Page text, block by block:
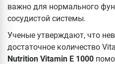
важно для нормального
сосудистой системы.
Ученые утверждают, что
достаточное количество
Nutrition Vitamin E 1000